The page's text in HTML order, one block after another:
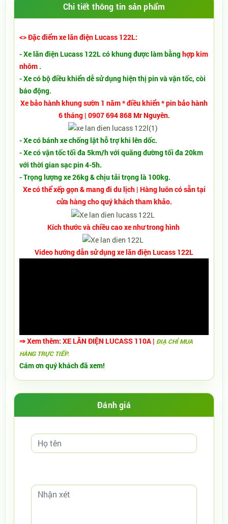
Chi tiết thông tin sản phẩm
<> Đặc điểm xe lăn điện Lucass 122L:
- Xe lăn điện Lucass 122L có khung được làm bằnghợp kim
nhôm .
- Xe có bộ điều khiển dễ sử dụng hiện thị pin và vận tốc, còi
báo động.
Xe bảo hành khung sườn 1 năm * điều khiển * pin bảo hành
6 tháng | 0907 694 868 Mr Nguyên.
- Xe có bánh xe chống lật hỗ trợ khi lên dốc.
- Xe có vận tốc tối đa 5km/h với quãng đường tối đa 20km
với thời gian sạc pin 4-5h.
- Trọng lượng xe 26kg & chịu tải trọng là 100kg.
Xe có thể xếp gọn & mang đi du lịch | Hàng luôn có sẵn tại
cửa hàng cho quý khách tham khảo.
Kích thước và chiều cao xe như trong hình
Video hướng dẫn sử dụng xe lăn điện Lucass 122L
⇒Xem thêm: XE LĂN ĐIỆN LUCASS 110A | ĐIẠ CHỈ MUA
HÀNG TRỰC TIẾP.
Cám ơn quý khách đã xem!
Đánh giá